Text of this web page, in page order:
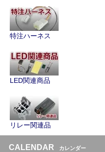
特注ハーネス
LED関連商品
リレー関連品
CALENDAR カレンダー